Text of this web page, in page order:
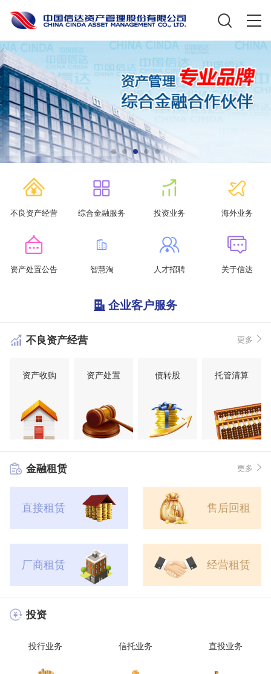
不良资产经营 综合金融服务 投资业务 海外业务
资产处置公告 智慧淘 人才招聘 关于信达
企业客户服务
不良资产经营 更多
资产收购 资产处置 债转股 托管清算
金融租赁 更多
直接租赁 售后回租
厂商租赁 经营租赁
投资
投行业务 信托业务 直投业务